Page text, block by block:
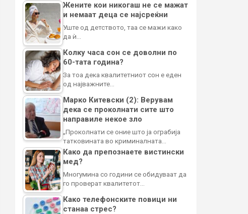
Жените кои никогаш не се мажат
и немаат деца се најсреќни
Уште од детството, таа се мажи како
да ѝ…
Колку часа сон се доволни по
60-тата година?
За тоа дека квалитетниот сон е еден
од најважните…
Марко Китевски (2): Верувам
дека се проколнати сите што
направиле некое зло
„Проколнати се оние што ја ограбија
татковината во криминалната…
Како да препознаете вистински
мед?
Многумина со години се обидуваат да
го проверат квалитетот…
Како телефонските повици ни
станаа стрес?